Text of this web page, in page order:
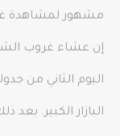
مشهور لمشاهدة
إن عشاء غروب
اليوم الثاني من
البازار الكبير.